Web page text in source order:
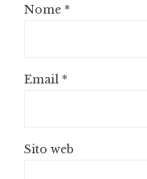
Nome *
Email *
Sito web